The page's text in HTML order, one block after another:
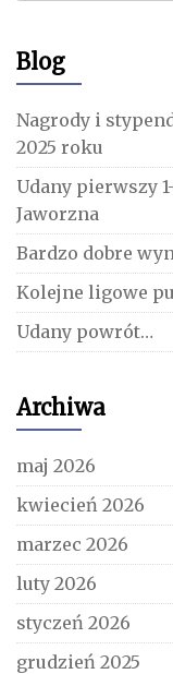
Blog
Nagrody i
2025 roku
Udany pierwszy
Jaworzna
Bardzo dobre
Kolejne ligowe
Udany powrót…
Archiwa
maj 2026
kwiecień 2026
marzec 2026
luty 2026
styczeń 2026
grudzień 2025